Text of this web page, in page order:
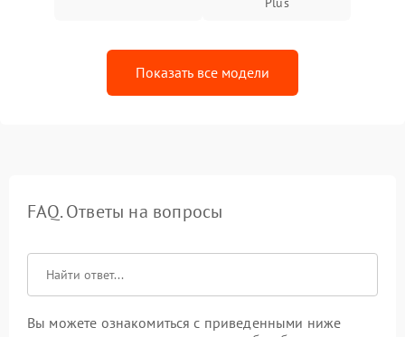
Показать все модели
FAQ. Ответы на вопросы
Вы можете ознакомиться с приведенными ниже